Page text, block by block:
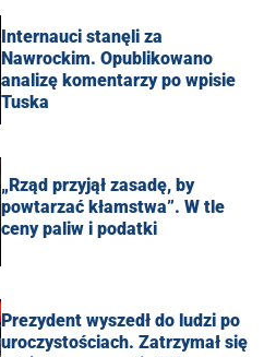
Internauci stanęli za
Nawrockim. Opublikowano
analizę komentarzy po wpisie
Tuska
„Rząd przyjął zasadę, by
powtarzać kłamstwa”. W tle
ceny paliw i podatki
Prezydent wyszedł do ludzi po
uroczystościach. Zatrzymał się